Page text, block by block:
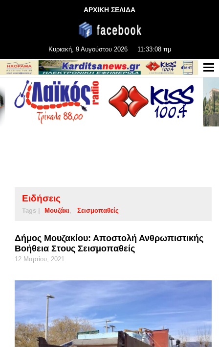
ΑΡΧΙΚΗ ΣΕΛΙΔΑ
Κυριακή, 9 Αυγούστου 2026 11:33:09 πμ
Ειδήσεις
Tags | Μουζάκι Σεισμοπαθείς
Δήμος Μουζακίου: Αποστολή Ανθρωπιστικής
Βοήθεια Στους Σεισμοπαθείς
12 Μαρτίου, 2021